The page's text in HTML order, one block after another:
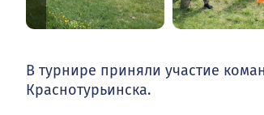
В турнире приняли участие
Краснотурьинска.